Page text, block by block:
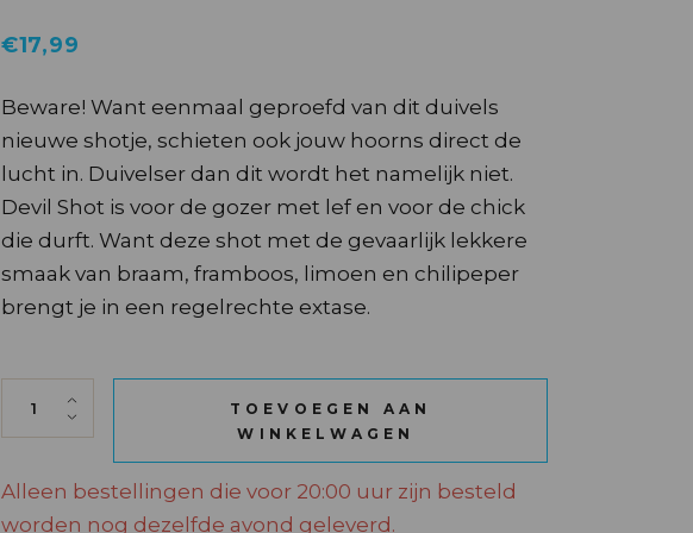
€17,99
Beware! Want eenmaal geproefd van dit duivels
nieuwe shotje, schieten ook jouw hoorns direct de
lucht in. Duivelser dan dit wordt het namelijk niet.
Devil Shot is voor de gozer met lef en voor de chick
die durft. Want deze shot met de gevaarlijk lekkere
smaak van braam, framboos, limoen en chilipeper
brengt je in een regelrechte extase.
DEVILSHOT 70 CL quantity
TOEVOEGEN AAN
WINKELWAGEN
Alleen bestellingen die voor 20:00 uur zijn besteld
worden nog dezelfde avond geleverd.